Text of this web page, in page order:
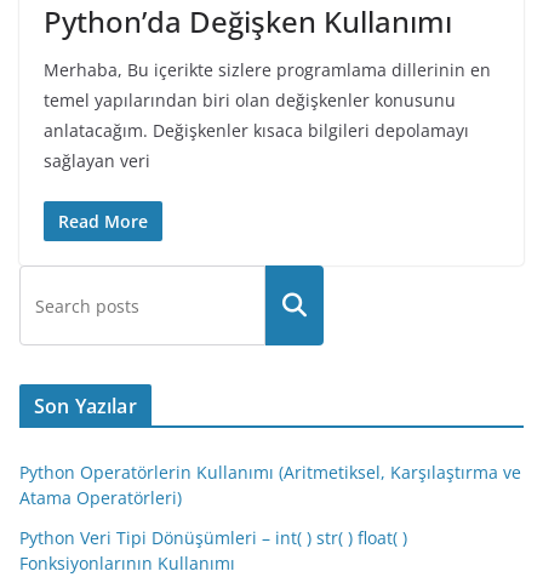
Python’da Değişken Kullanımı
Merhaba, Bu içerikte sizlere programlama dillerinin en
temel yapılarından biri olan değişkenler konusunu
anlatacağım. Değişkenler kısaca bilgileri depolamayı
sağlayan veri
Read More
Son Yazılar
Python Operatörlerin Kullanımı (Aritmetiksel, Karşılaştırma ve
Atama Operatörleri)
Python Veri Tipi Dönüşümleri – int( ) str( ) float( )
Fonksiyonlarının Kullanımı